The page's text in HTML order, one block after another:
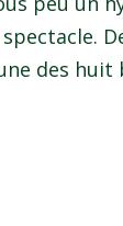
des huit